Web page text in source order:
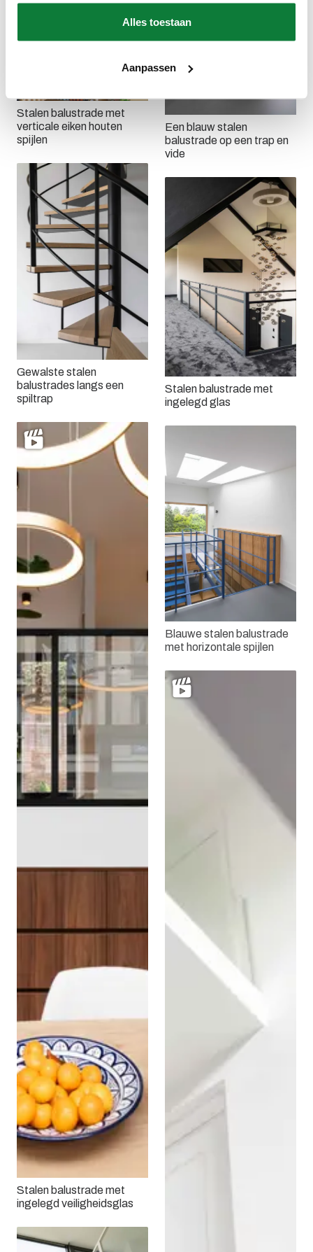
Alles toestaan
Aanpassen
Stalen balustrade met
verticale eiken houten
spijlen
Gewalste stalen
balustrades langs een
spiltrap
Stalen balustrade met
ingelegd veiligheidsglas
Een blauw stalen
balustrade op een trap en
vide
Stalen balustrade met
ingelegd glas
Blauwe stalen balustrade
met horizontale spijlen